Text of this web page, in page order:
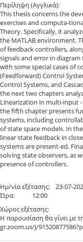
Περίληψη (Αγγλικά):
This thesis concerns the
exercises and computa-
Theory. Specifically, it
the MATLAB environment.
of feedback controllers,
signals and error in
with some special cases of
(Feedforward) Control
Control Systems, and
the next two chapters
Linearization in multi-input
the fifth chapter presents
systems, including
of state space models. In
linear state feedback in
systems are present-ed.
solving state observers, as
presence of controllers.
Ημ/νία εξέτασης: 23-07-
Ώρα: 12:00
Χώρος εξέτασης:
Η παρουσίαση θα γίνει με
gr.zoom.us/j/